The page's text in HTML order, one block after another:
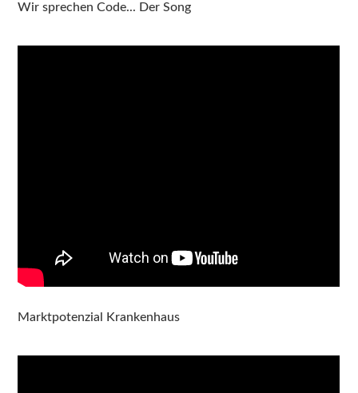
Wir sprechen Code... Der Song
Marktpotenzial Krankenhaus